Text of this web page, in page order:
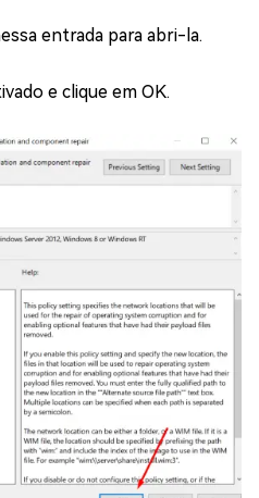
entrada para abri-la.
e clique em OK.